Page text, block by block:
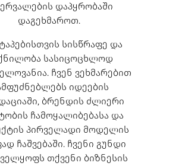
დაპყრობაში
დაგეხმაროთ.
სისწრაფე და
სასიცოცხლოდ
ჩვენ ვეხმარებით
იდეების
ბრენდის ძლიერი
ჩამოყალიბებასა და
პირველადი მოდელის
ჩაშვებაში. ჩვენი გუნდი
თქვენი ბიზნესის